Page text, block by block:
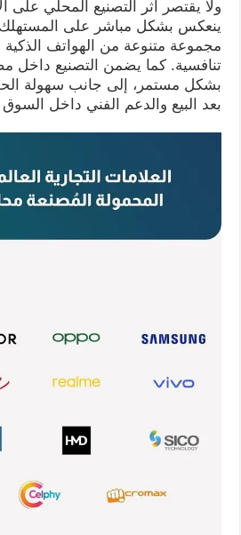
ولا يقتصر أثر التصنيع المحلي على
ينعكس بشكل مباشر على
مجموعة متنوعة من الهواتف الذكية
تنافسية. كما يضمن التصنيع داخل
بشكل مستمر، إلى جانب سهولة
بعد البيع والدعم الفني داخل